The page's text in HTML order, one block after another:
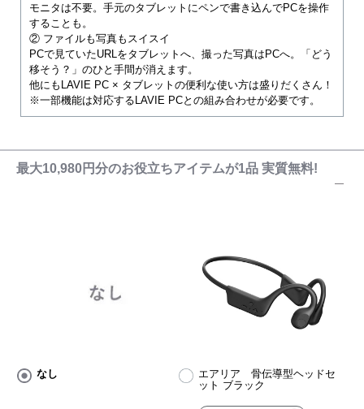
モニタは不要。手元のタブレットにペンで書き込んでPCを操作
することも。
② ファイルも写真もスイスイ
PCで見ていたURLをタブレットへ、撮った写真はPCへ。「どう
移そう？」のひと手間が消えます。
他にもLAVIE PC × タブレットの便利な使い方は盛りだくさん！
※一部機能は対応するLAVIE PCとの組み合わせが必要です。
最大10,980円分のお役立ちアイテムが1品 実質無料!
なし
エアリア 骨伝導型ヘッドセ
ット ブラック